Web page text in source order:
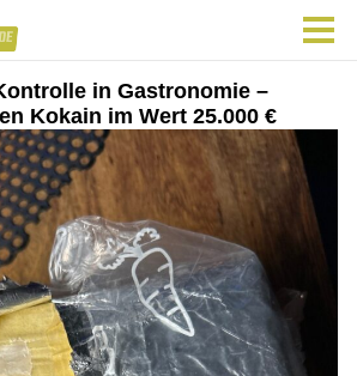
in Gastronomie –
Kokain im Wert 25.000 €